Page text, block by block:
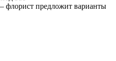
предложит варианты